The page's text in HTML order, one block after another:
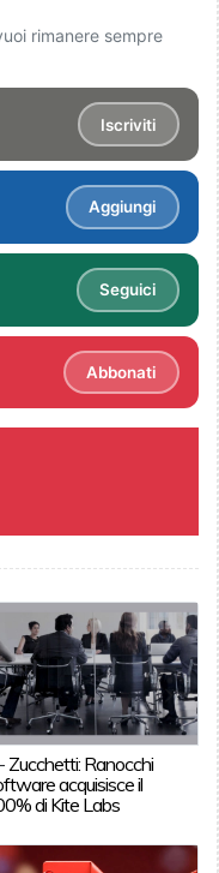
rimanere sempre
Iscriviti
Aggiungi
Seguici
Abbonati
- Zucchetti: Ranocchi
acquisisce il
di Kite Labs